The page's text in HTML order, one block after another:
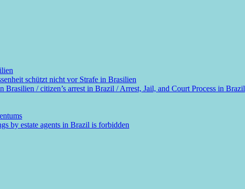
schützt nicht vor Strafe in Brasilien
/ citizen’s arrest in Brazil / Arrest, Jail, and Court Process in Brazil
by estate agents in Brazil is forbidden